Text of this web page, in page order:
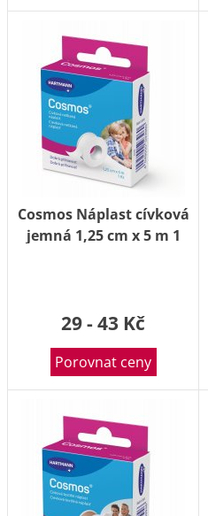
Cosmos Náplast cívková
jemná 1,25 cm x 5 m 1
29 - 43 Kč
Porovnat ceny